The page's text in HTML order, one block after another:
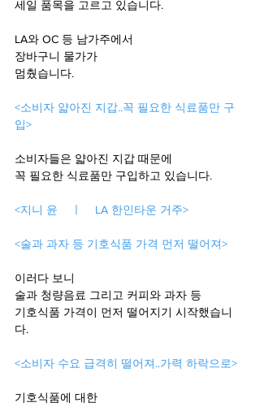
세일 품목을 고르고 있습니다.
LA와 OC 등 남가주에서
장바구니 물가가
멈췄습니다.
<소비자 얇아진 지갑..꼭 필요한 식료품만 구
입>
소비자들은 얇아진 지갑 때문에
꼭 필요한 식료품만 구입하고 있습니다.
<지니 윤    ㅣ    LA 한인타운 거주>
<술과 과자 등 기호식품 가격 먼저 떨어져>
이러다 보니
술과 청량음료 그리고 커피와 과자 등
기호식품 가격이 먼저 떨어지기 시작했습니
다.
<소비자 수요 급격히 떨어져..가력 하락으로>
기호식품에 대한